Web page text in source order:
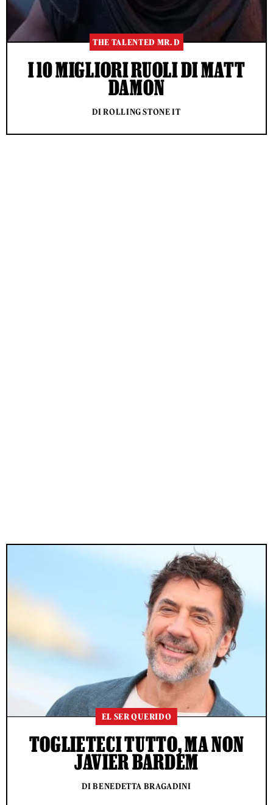
THE TALENTED MR. D
I 10 MIGLIORI RUOLI DI MATT
DAMON
DI ROLLING STONE IT
EL SER QUERIDO
TOGLIETECI TUTTO, MA NON
JAVIER BARDEM
DI BENEDETTA BRAGADINI